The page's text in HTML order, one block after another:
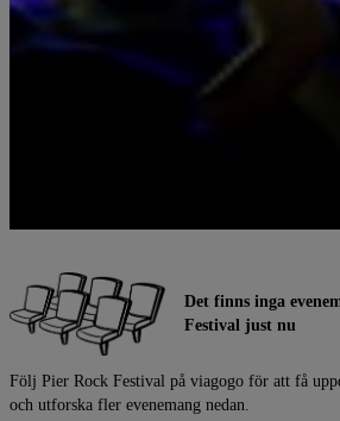
Det finns inga
Festival just nu
Följ Pier Rock Festival på viagogo för att få
och utforska fler evenemang nedan.